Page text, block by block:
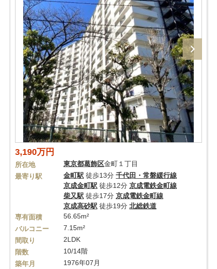
3,190万円
所在地 東京都葛飾区金町１丁目
最寄り駅
金町駅 徒歩13分 千代田・常磐緩行線
京成金町駅 徒歩12分 京成電鉄金町線
柴又駅 徒歩17分 京成電鉄金町線
京成高砂駅 徒歩19分 北総鉄道
専有面積
56.65m²
バルコニー
7.15m²
間取り
2LDK
階数
10/14階
築年月
1976年07月